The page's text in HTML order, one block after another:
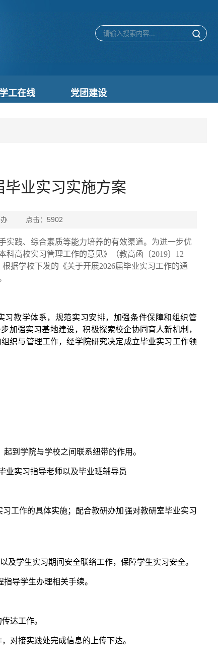
学工在线 党团建设
毕业实习实施方案
办 点击： 5902
实践、综合素质等能力培养的有效渠道。为进一步优
高校实习管理工作的意见》（教高函〔2019〕12
据学校下发的《关于开展2026届毕业实习工作的通
教学体系，规范实习安排，加强条件保障和组织管
加强实习基地建设，积极探索校企协同育人新机制，
织与管理工作，经学院研究决定成立毕业实习工作领
到学院与学校之间联系纽带的作用。
业实习指导老师以及毕业班辅导员
工作的具体实施；配合教研办加强对教研室毕业实习
及学生实习期间安全联络工作，保障学生实习安全。
导学生办理相关手续。
达工作。
对接实践处完成信息的上传下达。